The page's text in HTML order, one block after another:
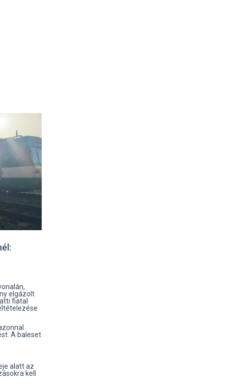
elgázolt
fiatal
A baleset
alatt az
kell